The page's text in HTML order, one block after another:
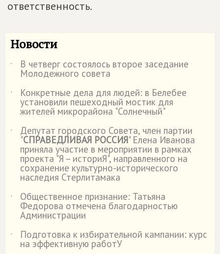
ответственность.
Новости
˙ В четверг состоялось второе заседание
Молодежного совета
˙
Конкретные дела для людей: в Белебее
установили пешеходный мостик для
жителей микрорайона "Солнечный"
˙
Депутат городского Совета, член партии
"СПРАВЕДЛИВАЯ РОССИЯ" Елена Иванова
приняла участие в мероприятии в рамках
проекта "Я – историЯ", направленного на
сохранение культурно-исторического
наследия Стерлитамака
˙
Общественное признание: Татьяна
Федорова отмечена благодарностью
Администрации
˙
Подготовка к избирательной кампании: курс
на эффективную работУ